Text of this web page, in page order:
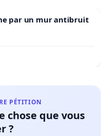
par un mur antibruit
PÉTITION
chose que vous
?